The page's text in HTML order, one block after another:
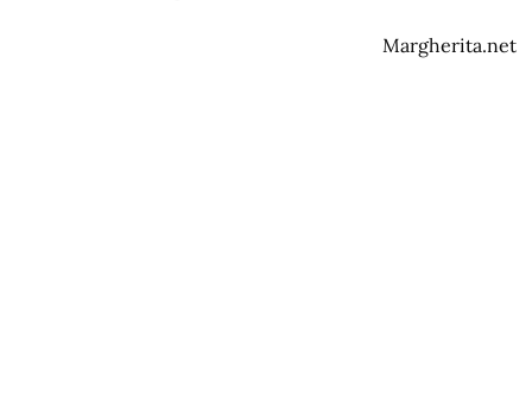
Margherita.net